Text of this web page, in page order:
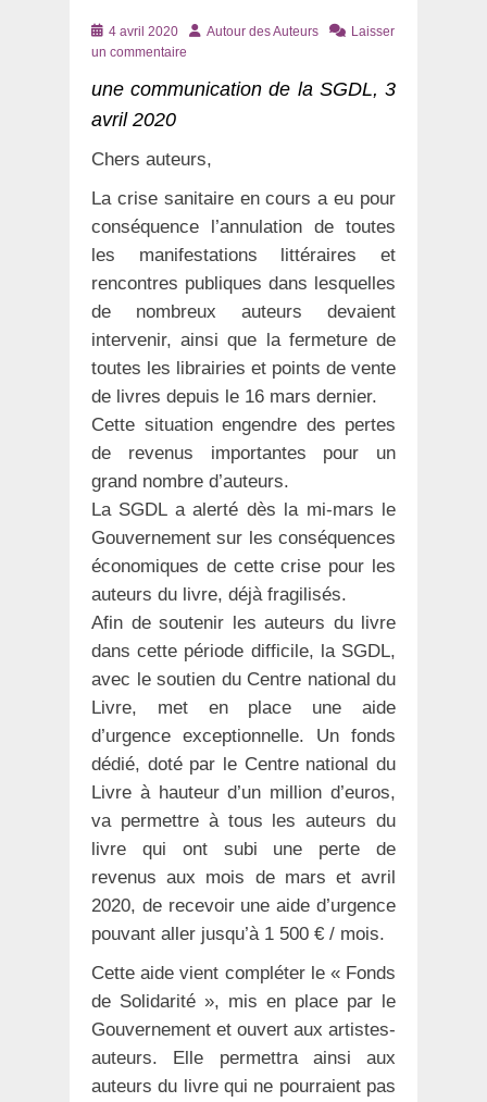
Posté
le
4 avril 2020 AuteurAutour des Auteurs
Laisser
un commentaire
une communication de la SGDL, 3
avril 2020
Chers auteurs,
La crise sanitaire en cours a eu pour
conséquence l’annulation de toutes
les manifestations littéraires et
rencontres publiques dans lesquelles
de nombreux auteurs devaient
intervenir, ainsi que la fermeture de
toutes les librairies et points de vente
de livres depuis le 16 mars dernier.
Cette situation engendre des pertes
de revenus importantes pour un
grand nombre d’auteurs.
La SGDL a alerté dès la mi-mars le
Gouvernement sur les conséquences
économiques de cette crise pour les
auteurs du livre, déjà fragilisés.
Afin de soutenir les auteurs du livre
dans cette période difficile, la SGDL,
avec le soutien du Centre national du
Livre, met en place une aide
d’urgence exceptionnelle. Un fonds
dédié, doté par le Centre national du
Livre à hauteur d’un million d’euros,
va permettre à tous les auteurs du
livre qui ont subi une perte de
revenus aux mois de mars et avril
2020, de recevoir une aide d’urgence
pouvant aller jusqu’à 1 500 € / mois.
Cette aide vient compléter le « Fonds
de Solidarité », mis en place par le
Gouvernement et ouvert aux artistes-
auteurs. Elle permettra ainsi aux
auteurs du livre qui ne pourraient pas